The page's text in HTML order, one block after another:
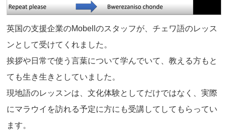
英国の支援企業のMobellのスタッフが、チェワ語のレッス
ンとして受けてくれました。
挨拶や日常で使う言葉について学んでいて、教える方もと
ても生き生きとしていました。
現地語のレッスンは、文化体験としてだけではなく、実際
にマラウイを訪れる予定に方にも受講してしてもらってい
ます。